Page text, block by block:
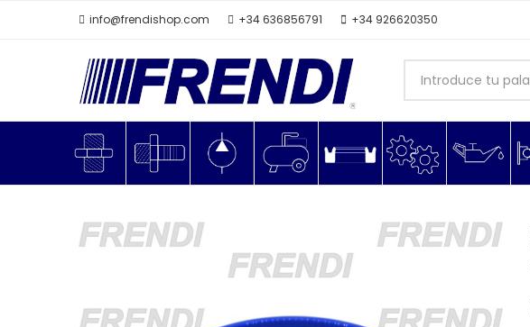
info@frendishop.com +34 636856791 +34 926620350